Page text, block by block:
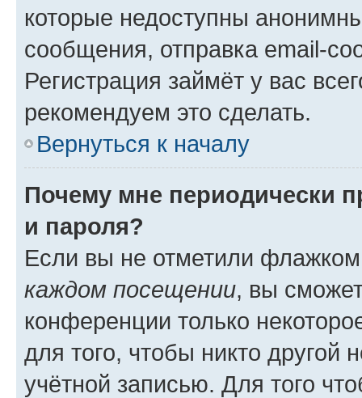
которые недоступны
сообщения, отправка email-
Регистрация займёт у вас
рекомендуем это сделать.
Вернуться к началу
Почему мне периодически
и пароля?
Если вы не отметили
каждом посещении, вы
конференции только
для того, чтобы никто другой
учётной записью. Для того